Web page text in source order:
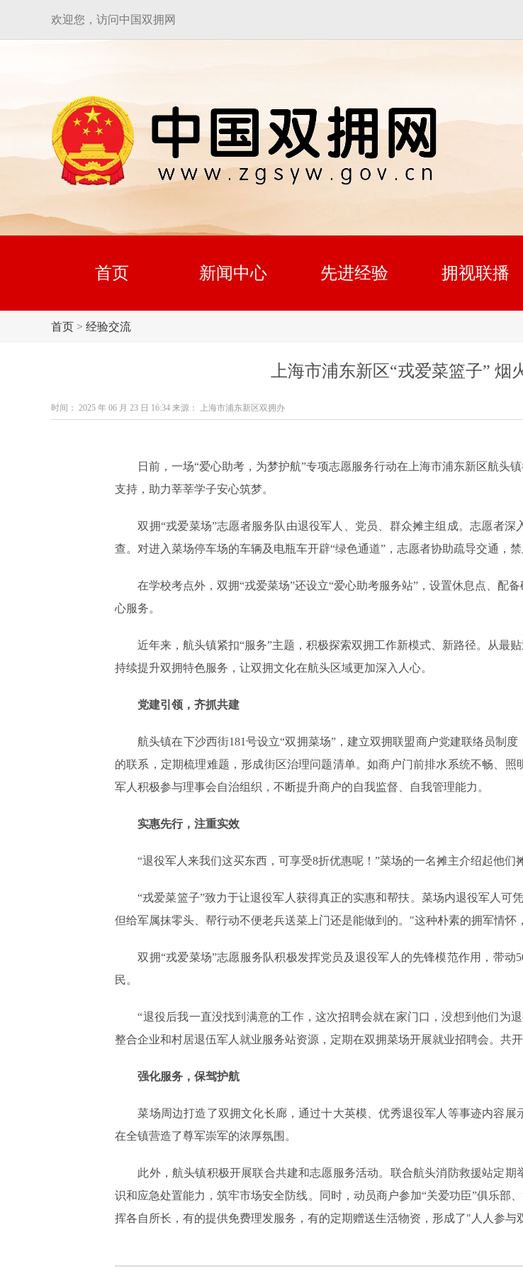
欢迎您，访问中国双拥网
首页 新闻中心 先进经验 拥视联播
首页 > 经验交流
上海市浦东新区“戎爱菜篮子”
时间： 2025 年 06 月 23 日 16:34 来源： 上海市浦东新区双拥办
日前，一场“爱心助考，为梦护航”专项志愿服务行动在上海市浦东新区航头
支持，助力莘莘学子安心筑梦。
双拥“戎爱菜场”志愿者服务队由退役军人、党员、群众摊主组成。志愿者深
查。对进入菜场停车场的车辆及电瓶车开辟“绿色通道”，志愿者协助疏导交通，
在学校考点外，双拥“戎爱菜场”还设立“爱心助考服务站”，设置休息点、配
心服务。
近年来，航头镇紧扣“服务”主题，积极探索双拥工作新模式、新路径。从最贴
持续提升双拥特色服务，让双拥文化在航头区域更加深入人心。
党建引领，齐抓共建
航头镇在下沙西街181号设立“双拥菜场”，建立双拥联盟商户党建联络员制度
的联系，定期梳理难题，形成街区治理问题清单。如商户门前排水系统不畅、
军人积极参与理事会自治组织，不断提升商户的自我监督、自我管理能力。
实惠先行，注重实效
“退役军人来我们这买东西，可享受8折优惠呢！”菜场的一名摊主介绍起他们
“戎爱菜篮子”致力于让退役军人获得真正的实惠和帮扶。菜场内退役军人可
但给军属抹零头、帮行动不便老兵送菜上门还是能做到的。"这种朴素的拥军情怀
双拥“戎爱菜场”志愿服务队积极发挥党员及退役军人的先锋模范作用，带动
民。
“退役后我一直没找到满意的工作，这次招聘会就在家门口，没想到他们为
整合企业和村居退伍军人就业服务站资源，定期在双拥菜场开展就业招聘会。共
强化服务，保驾护航
菜场周边打造了双拥文化长廊，通过十大英模、优秀退役军人等事迹内容展
在全镇营造了尊军崇军的浓厚氛围。
此外，航头镇积极开展联合共建和志愿服务活动。联合航头消防救援站定期
识和应急处置能力，筑牢市场安全防线。同时，动员商户参加“关爱功臣”俱乐部
挥各自所长，有的提供免费理发服务，有的定期赠送生活物资，形成了"人人参与